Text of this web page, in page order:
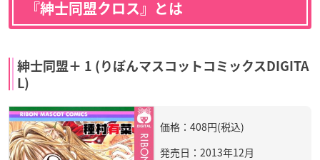
『紳士同盟クロス』とは
紳士同盟＋ 1 (りぼんマスコットコミックスDIGITA
L)
価格：408円(税込)
発売日：2013年12月